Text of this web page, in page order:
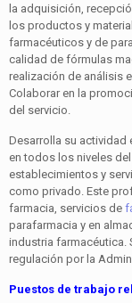
la adquisición,
los productos y
farmacéuticos y de
calidad de fórmulas
realización de análisis
Colaborar en la
del servicio.
Desarrolla su actividad
en todos los niveles
establecimientos y
como privado. Este
farmacia, servicios de
parafarmacia y en
industria farmacéutica.
regulación por la
Puestos de trabajo